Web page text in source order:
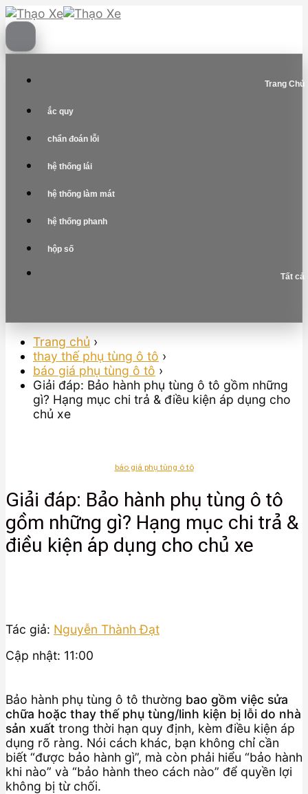
Skip
to
content
Trang Chủ
ắc quy
chẩn đoán lỗi
hệ thống lái
hệ thống làm mát
hệ thống phanh
hộp số
Tất cả
Trang chủ ›
thay thế phụ tùng ô tô ›
báo giá phụ tùng ô tô ›
Giải đáp: Bảo hành phụ tùng ô tô gồm những
gì? Hạng mục chi trả & điều kiện áp dụng cho
chủ xe
báo giá phụ tùng ô tô
Giải đáp: Bảo hành phụ tùng ô tô
gồm những gì? Hạng mục chi trả &
điều kiện áp dụng cho chủ xe
Tác giả: Nguyễn Thành Đạt
Cập nhật: 11:00
Bảo hành phụ tùng ô tô thường bao gồm việc sửa
chữa hoặc thay thế phụ tùng/linh kiện bị lỗi do nhà
sản xuất trong thời hạn quy định, kèm điều kiện áp
dụng rõ ràng. Nói cách khác, bạn không chỉ cần
biết “được bảo hành gì”, mà còn phải hiểu “bảo hành
khi nào” và “bảo hành theo cách nào” để quyền lợi
không bị từ chối.